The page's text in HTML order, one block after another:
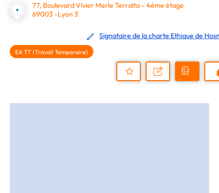
77, Boulevard Vivier Merle Terralta - 4ème étage
69003 -Lyon 3
Signataire de la charte Ethique de
EA TT (Travail Temporaire)
Nous
Demander